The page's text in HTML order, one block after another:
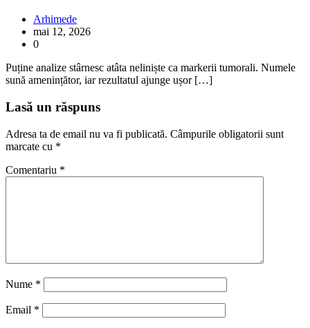
Arhimede
mai 12, 2026
0
Puține analize stârnesc atâta neliniște ca markerii tumorali. Numele
sună amenințător, iar rezultatul ajunge ușor […]
Lasă un răspuns
Adresa ta de email nu va fi publicată. Câmpurile obligatorii sunt
marcate cu *
Comentariu *
Nume *
Email *